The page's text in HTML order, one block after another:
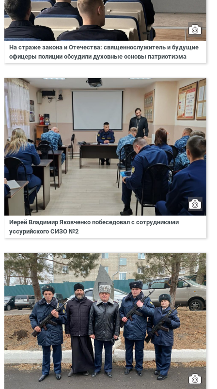
На страже закона и Отечества: священнослужитель и будущие
офицеры полиции обсудили духовные основы патриотизма
Иерей Владимир Яковченко побеседовал с сотрудниками
уссурийского СИЗО №2